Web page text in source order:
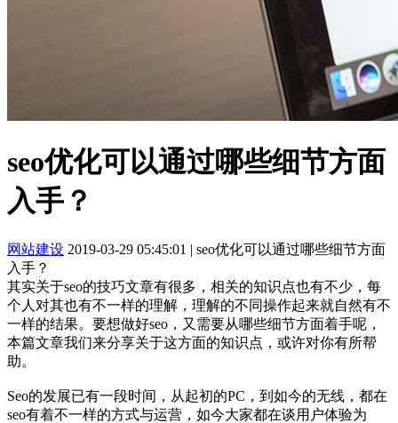
seo优化可以通过哪些细节方面
入手？
网站建设 2019-03-29 05:45:01 | seo优化可以通过哪些细节方面
入手？
其实关于seo的技巧文章有很多，相关的知识点也有不少，每
个人对其也有不一样的理解，理解的不同操作起来就自然有不
一样的结果。要想做好seo，又需要从哪些细节方面着手呢，
本篇文章我们来分享关于这方面的知识点，或许对你有所帮
助。
Seo的发展已有一段时间，从起初的PC，到如今的无线，都在
seo有着不一样的方式与运营，如今大家都在谈用户体验为